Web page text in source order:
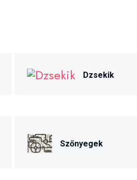
Dzsekik
Szőnyegek